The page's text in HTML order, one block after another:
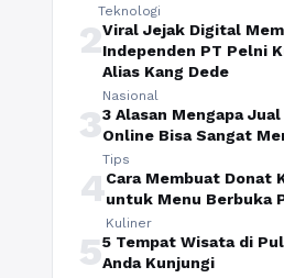
Teknologi
2Viral Jejak Digital
Independen PT Pelni
Alias Kang Dede
Nasional
33 Alasan Mengapa
Online Bisa Sangat
Tips
4Cara Membuat Donat
untuk Menu Berbuka
Kuliner
55 Tempat Wisata di
Anda Kunjungi